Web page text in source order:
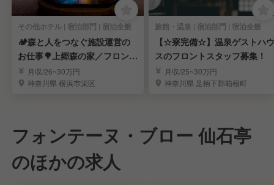
その他ホテル | 宿泊部門 | 宿泊全般
🏕️森と人をつなぐ施設運営の
お仕事🌳上郷森の家／フロント
マルチスタッフ
月収/26~30万円
神奈川県 横浜市栄区
旅館・温泉 | 宿泊部門 | 宿泊全般
【☆寮完備☆】温泉ゲストハウ
スのフロントスタッフ募集！
月収/25~30万円
神奈川県 足柄下郡箱根町
フォンテーヌ・ブロー 仙石亭
のほかの求人